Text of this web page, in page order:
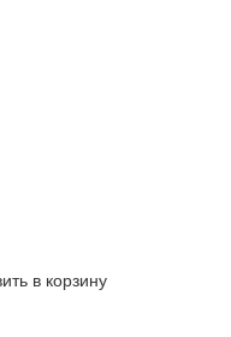
в корзину